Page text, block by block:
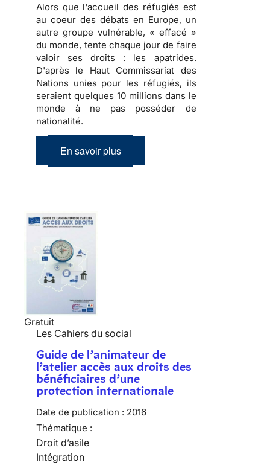
Alors que l'accueil des réfugiés est
au coeur des débats en Europe, un
autre groupe vulnérable, « effacé »
du monde, tente chaque jour de faire
valoir ses droits : les apatrides.
D'après le Haut Commissariat des
Nations unies pour les réfugiés, ils
seraient quelques 10 millions dans le
monde à ne pas posséder de
nationalité.
En savoir plus
Gratuit
Les Cahiers du social
Guide de l’animateur de
l’atelier accès aux droits des
bénéficiaires d’une
protection internationale
Date de publication : 2016
Thématique :
Droit d’asile
Intégration